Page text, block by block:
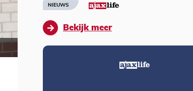
NIEUWS
Bekijk meer